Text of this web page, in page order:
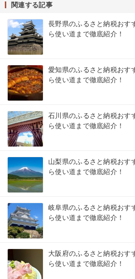
関連する記事
長野県のふるさと納税おす
ら使い道まで徹底紹介！
愛知県のふるさと納税おす
ら使い道まで徹底紹介！
石川県のふるさと納税おす
ら使い道まで徹底紹介！
山梨県のふるさと納税おす
ら使い道まで徹底紹介！
岐阜県のふるさと納税おす
ら使い道まで徹底紹介！
大阪府のふるさと納税おす
ら使い道まで徹底紹介！